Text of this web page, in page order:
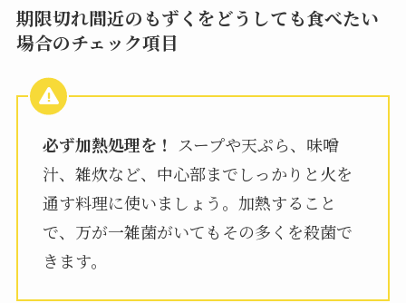
期限切れ間近のもずくをどうしても食べたい
場合のチェック項目
必ず加熱処理を！ スープや天ぷら、味噌
汁、雑炊など、中心部までしっかりと火を
通す料理に使いましょう。加熱すること
で、万が一雑菌がいてもその多くを殺菌で
きます。